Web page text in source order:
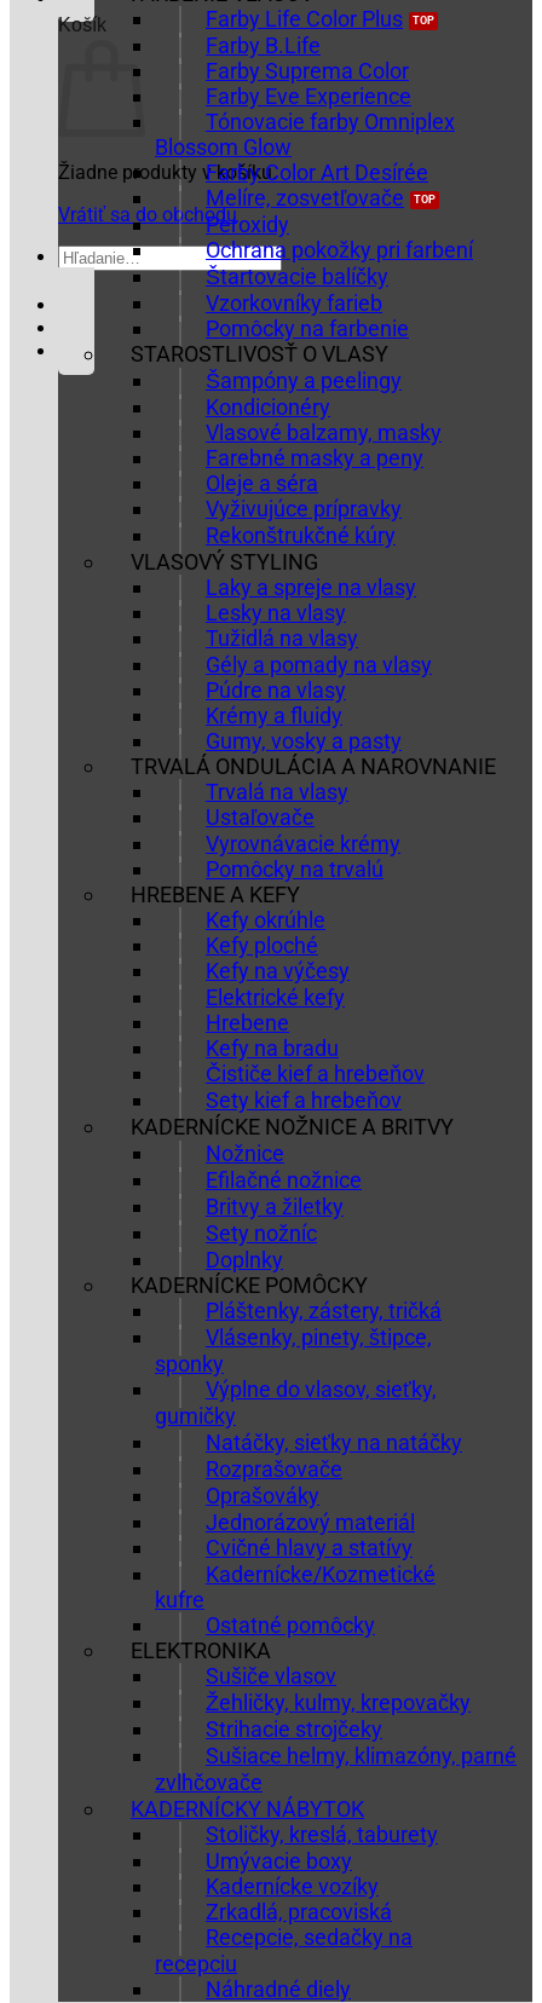
Košík
Žiadne produkty v košíku.
Vrátiť sa do obchodu
Hľadať:
Farby Life Color Plus
Farby B.Life
Farby Suprema Color
Farby Eve Experience
Tónovacie farby Omniplex
Blossom Glow
Farby Color Art Desírée
Melíre, zosvetľovače
Peroxidy
Ochrana pokožky pri farbení
Štartovacie balíčky
Vzorkovníky farieb
Pomôcky na farbenie
STAROSTLIVOSŤ O VLASY
Šampóny a peelingy
Kondicionéry
Vlasové balzamy, masky
Farebné masky a peny
Oleje a séra
Vyživujúce prípravky
Rekonštrukčné kúry
VLASOVÝ STYLING
Laky a spreje na vlasy
Lesky na vlasy
Tužidlá na vlasy
Gély a pomady na vlasy
Púdre na vlasy
Krémy a fluidy
Gumy, vosky a pasty
TRVALÁ ONDULÁCIA A NAROVNANIE
Trvalá na vlasy
Ustaľovače
Vyrovnávacie krémy
Pomôcky na trvalú
HREBENE A KEFY
Kefy okrúhle
Kefy ploché
Kefy na výčesy
Elektrické kefy
Hrebene
Kefy na bradu
Čističe kief a hrebeňov
Sety kief a hrebeňov
KADERNÍCKE NOŽNICE A BRITVY
Nožnice
Efilačné nožnice
Britvy a žiletky
Sety nožníc
Doplnky
KADERNÍCKE POMÔCKY
Pláštenky, zástery, tričká
Vlásenky, pinety, štipce,
sponky
Výplne do vlasov, sieťky,
gumičky
Natáčky, sieťky na natáčky
Rozprašovače
Oprašováky
Jednorázový materiál
Cvičné hlavy a statívy
Kadernícke/Kozmetické
kufre
Ostatné pomôcky
ELEKTRONIKA
Sušiče vlasov
Žehličky, kulmy, krepovačky
Strihacie strojčeky
Sušiace helmy, klimazóny, parné
zvlhčovače
KADERNÍCKY NÁBYTOK
Stoličky, kreslá, taburety
Umývacie boxy
Kadernícke vozíky
Zrkadlá, pracoviská
Recepcie, sedačky na
recepciu
Náhradné diely